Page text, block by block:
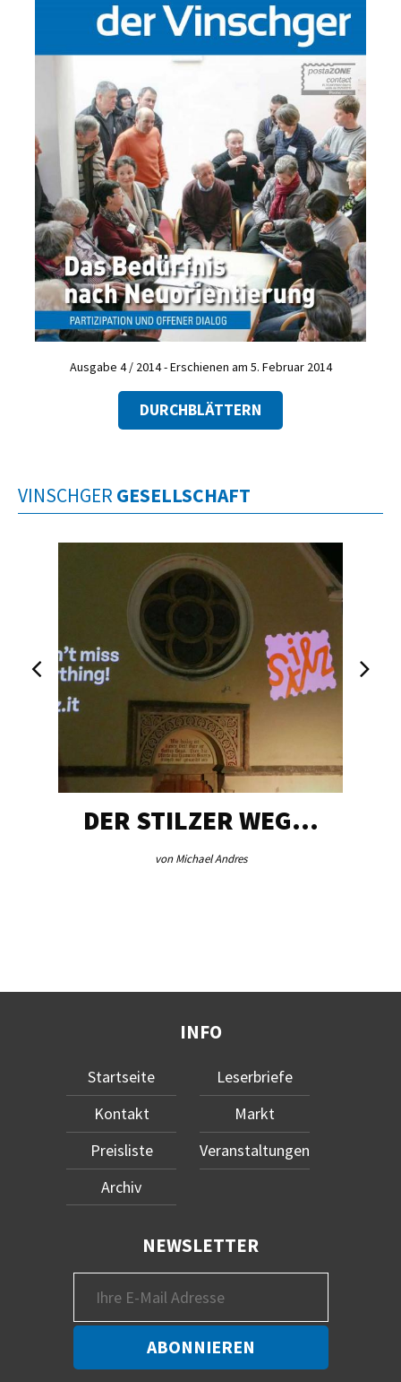
Ausgabe 4 / 2014 - Erschienen am 5. Februar 2014
DURCHBLÄTTERN
VINSCHGER GESELLSCHAFT
DER STILZER WEG…
von Michael Andres
INFO
Startseite
Kontakt
Preisliste
Archiv
Leserbriefe
Markt
Veranstaltungen
NEWSLETTER